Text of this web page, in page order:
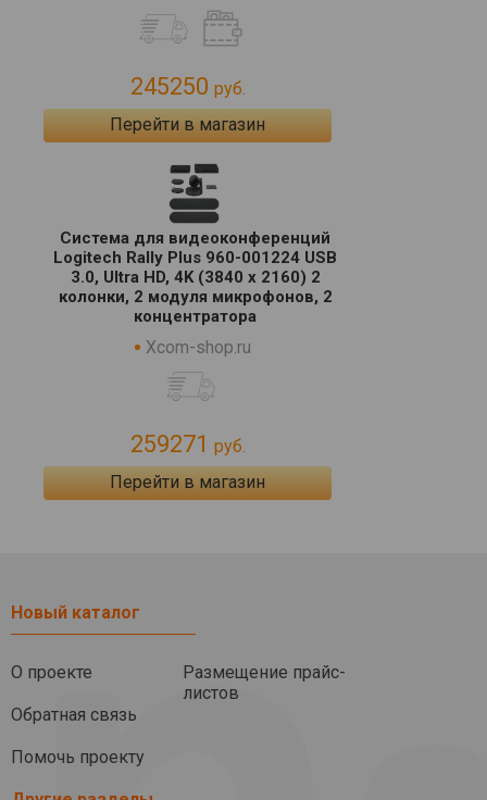
245250 руб.
Перейти в магазин
Система для видеоконференций
Logitech Rally Plus 960-001224 USB
3.0, Ultra HD, 4K (3840 x 2160) 2
колонки, 2 модуля микрофонов, 2
концентратора
Xcom-shop.ru
259271 руб.
Перейти в магазин
Новый каталог
О проекте
Обратная связь
Помочь проекту
Размещение прайс-
листов